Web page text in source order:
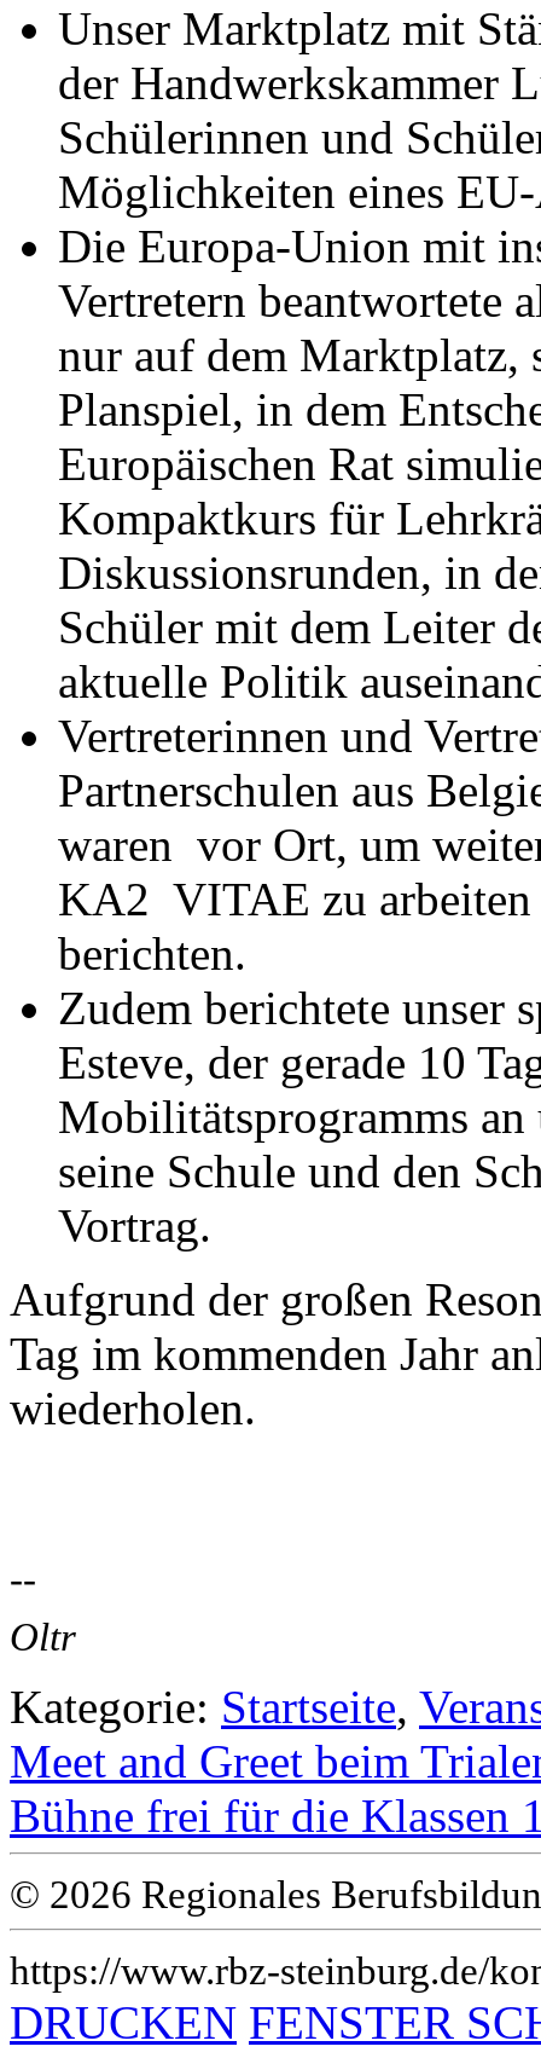
Unser Marktplatz mit
der Handwerkskammer
Schülerinnen und
Möglichkeiten eines
Die Europa-Union mit
Vertretern beantwortete
nur auf dem Marktplatz,
Planspiel, in dem
Europäischen Rat
Kompaktkurs für
Diskussionsrunden, in
Schüler mit dem Leiter
aktuelle Politik
Vertreterinnen und
Partnerschulen aus
waren vor Ort, um
KA2 VITAE zu arbeiten
berichten.
Zudem berichtete unser
Esteve, der gerade 10
Mobilitätsprogramms an
seine Schule und den
Vortrag.
Aufgrund der großen
Tag im kommenden Jahr
wiederholen.
--
Oltr
Kategorie: Startseite,
Meet and Greet beim
Bühne frei für die Klassen
© 2026 Regionales
https://www.rbz-steinburg.de/
DRUCKEN FENSTER